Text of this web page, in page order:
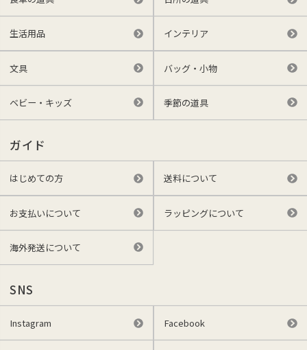
生活用品 インテリア
文具 バッグ・小物
ベビー・キッズ 季節の道具
ガイド
はじめての方 送料について
お支払いについて ラッピングについて
海外発送について
SNS
Instagram Facebook